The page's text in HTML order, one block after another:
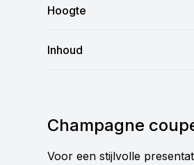
Hoogte
Inhoud
Champagne
Voor een stijlvolle